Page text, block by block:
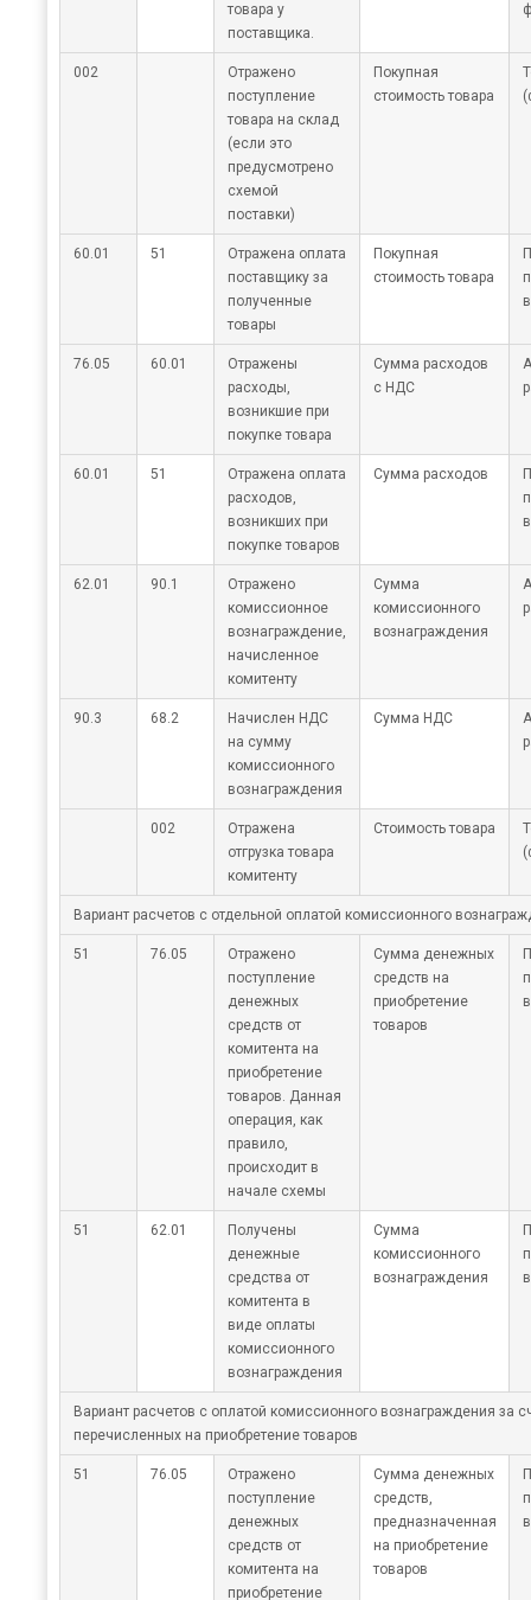
товара у
поставщика.
002
Отражено
поступление
товара на склад
(если это
предусмотрено
схемой
поставки)
Покупная
стоимость товара
60.01 51
Отражена оплата
поставщику за
полученные
товары
Покупная
стоимость товара
76.05 60.01
Отражены
расходы,
возникшие при
покупке товара
Сумма расходов
с НДС
60.01 51
Отражена оплата
расходов,
возникших при
покупке товаров
Сумма расходов
62.01 90.1
Отражено
комиссионное
вознаграждение,
начисленное
комитенту
Сумма
комиссионного
вознаграждения
90.3 68.2
Начислен НДС
на сумму
комиссионного
вознаграждения
Сумма НДС
002
Отражена
отгрузка товара
комитенту
Стоимость товара
Вариант расчетов с отдельной оплатой комиссионного
51 76.05
Отражено
поступление
денежных
средств от
комитента на
приобретение
товаров. Данная
операция, как
правило,
происходит в
начале схемы
Сумма денежных
средств на
приобретение
товаров
51 62.01
Получены
денежные
средства от
комитента в
виде оплаты
комиссионного
вознаграждения
Сумма
комиссионного
вознаграждения
Вариант расчетов с оплатой комиссионного вознаграждения за
перечисленных на приобретение товаров
51 76.05
Отражено
поступление
денежных
средств от
комитента на
приобретение
Сумма денежных
средств,
предназначенная
на приобретение
товаров